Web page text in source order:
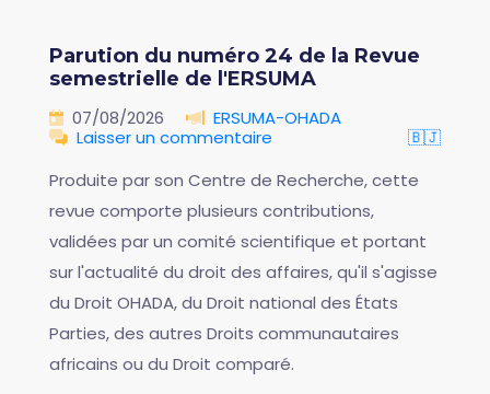
Parution du numéro 24 de la Revue
semestrielle de l'ERSUMA
07/08/2026
ERSUMA-OHADA
Laisser un commentaire
🇧🇯
Produite par son Centre de Recherche, cette
revue comporte plusieurs contributions,
validées par un comité scientifique et portant
sur l'actualité du droit des affaires, qu'il s'agisse
du Droit OHADA, du Droit national des États
Parties, des autres Droits communautaires
africains ou du Droit comparé.